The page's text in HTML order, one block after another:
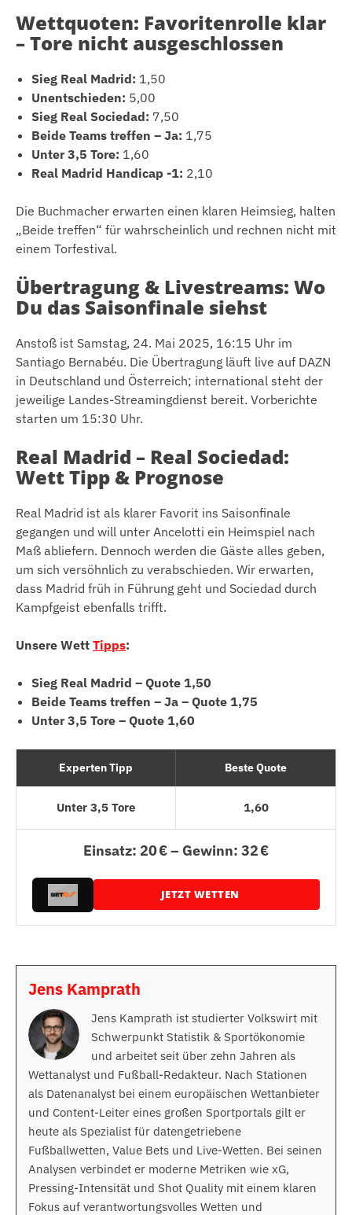
Wettquoten: Favoritenrolle klar
– Tore nicht ausgeschlossen
Sieg Real Madrid: 1,50
Unentschieden: 5,00
Sieg Real Sociedad: 7,50
Beide Teams treffen – Ja: 1,75
Unter 3,5 Tore: 1,60
Real Madrid Handicap -1: 2,10
Die Buchmacher erwarten einen klaren Heimsieg, halten
„Beide treffen“ für wahrscheinlich und rechnen nicht mit
einem Torfestival.
Übertragung & Livestreams: Wo
Du das Saisonfinale siehst
Anstoß ist Samstag, 24. Mai 2025, 16:15 Uhr im
Santiago Bernabéu. Die Übertragung läuft live auf DAZN
in Deutschland und Österreich; international steht der
jeweilige Landes-Streamingdienst bereit. Vorberichte
starten um 15:30 Uhr.
Real Madrid – Real Sociedad:
Wett Tipp & Prognose
Real Madrid ist als klarer Favorit ins Saisonfinale
gegangen und will unter Ancelotti ein Heimspiel nach
Maß abliefern. Dennoch werden die Gäste alles geben,
um sich versöhnlich zu verabschieden. Wir erwarten,
dass Madrid früh in Führung geht und Sociedad durch
Kampfgeist ebenfalls trifft.
Unsere Wett Tipps:
Sieg Real Madrid – Quote 1,50
Beide Teams treffen – Ja – Quote 1,75
Unter 3,5 Tore – Quote 1,60
Experten Tipp Beste Quote
Unter 3,5 Tore 1,60
Einsatz: 20 € – Gewinn: 32 €
JETZT WETTEN
Jens Kamprath
Jens Kamprath ist studierter Volkswirt mit
Schwerpunkt Statistik & Sportökonomie
und arbeitet seit über zehn Jahren als
Wettanalyst und Fußball-Redakteur. Nach Stationen
als Datenanalyst bei einem europäischen Wettanbieter
und Content-Leiter eines großen Sportportals gilt er
heute als Spezialist für datengetriebene
Fußballwetten, Value Bets und Live-Wetten. Bei seinen
Analysen verbindet er moderne Metriken wie xG,
Pressing-Intensität und Shot Quality mit einem klaren
Fokus auf verantwortungsvolles Wetten und